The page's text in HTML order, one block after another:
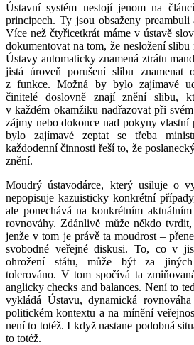
Ústavní systém nestojí jenom na
principech. Ty jsou obsaženy preambuli
Více než čtyřicetkrát máme v ústavě
dokumentovat na tom, že nesložení
Ústavy automaticky znamená ztrátu
jistá úroveň porušení slibu znamenat
z funkce. Možná by bylo zajímavé
činitelé doslovně znají znění slibu,
v každém okamžiku nadřazovat při
zájmy nebo dokonce nad pokyny
bylo zajímavé zeptat se třeba
každodenní činnosti řeší to, že
znění.
Moudrý ústavodárce, který usiluje o
nepopisuje kazuisticky konkrétní
ale ponechává na konkrétním
rovnováhy. Zdánlivě může někdo
jenže v tom je právě ta moudrost –
svobodné veřejné diskusi. To, co v
ohrožení státu, může být za jiných
tolerováno. V tom spočívá ta
anglickychecks and balances. Není to
vykládá Ústavu, dynamická
politickém kontextu a na mínění
není to totéž. I když nastane podobná
to totéž.